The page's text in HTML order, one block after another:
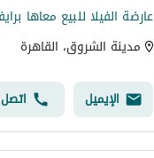
مدينة الشروق، القاهرة
الإيميل اتصل